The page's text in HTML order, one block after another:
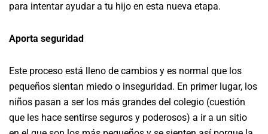
para intentar ayudar a tu hijo en esta nueva etapa.
Aporta seguridad
Este proceso está lleno de cambios y es normal que los
pequeños sientan miedo o inseguridad. En primer lugar, los
niños pasan a ser los más grandes del colegio (cuestión
que les hace sentirse seguros y poderosos) a ir a un sitio